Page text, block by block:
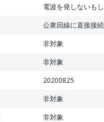
電波を発しないも
公衆回線に直接接
非対象
非対象
20200825
非対象
非対象